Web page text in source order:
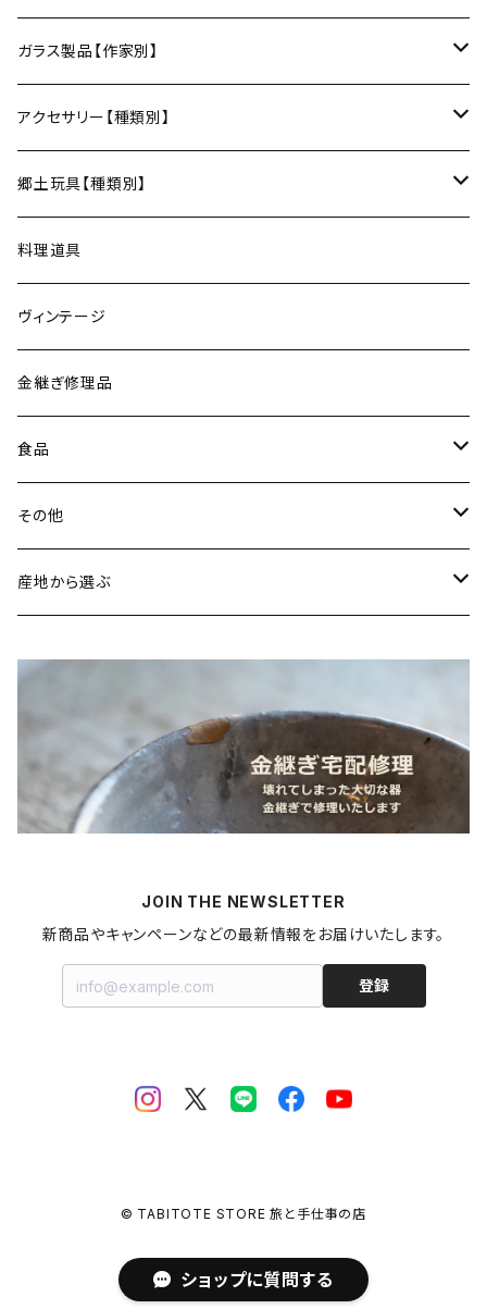
菓子切
ポットマット
梅山窯（砥部焼／愛媛）
宗像窯（会津本郷焼／福島）
松永窯（大堀相馬焼／福島）
黒照 クロテラス（大堀相馬焼／福島）
唐木田窯（松代焼／長野）
古谷製陶所（信楽焼／滋賀）
山内卓夫（信楽焼／滋賀）
常陸窯いそべ陶苑（笠間焼／茨城）
和箒（栃木）
和箒（群馬）
かご
Therese（奈良）
ガラス製品【作家別】
Taiga Glass（群馬）
アクセサリー【種類別】
ネックレス
ブレスレット
リング
イヤリング・ピアス
ヘアアクセサリー
スカーフリング
ストラップ
郷土玩具【種類別】
会津張り子（福島）
料理道具
ヴィンテージ
金継ぎ修理品
食品
魚介類
鯛
野菜
梅干し
麺類
パスタ
その他
書籍・雑誌
蜜蝋ワックス
アロマストーン
拭き漆キット
産地から選ぶ
青森県
JOIN THE NEWSLETTER
新商品やキャンペーンなどの最新情報をお届けいたします。
登録
© TABITOTE STORE 旅と手仕事の店
ショップに質問する